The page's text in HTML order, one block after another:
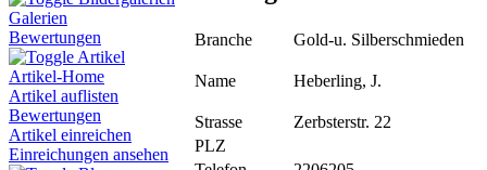
Galerien
Bewertungen
Artikel
Artikel-Home
Artikel auflisten
Bewertungen
Artikel einreichen
Einreichungen ansehen
Branche Gold-u. Silberschmieden
Name Heberling, J.
Strasse
Zerbsterstr. 22
PLZ